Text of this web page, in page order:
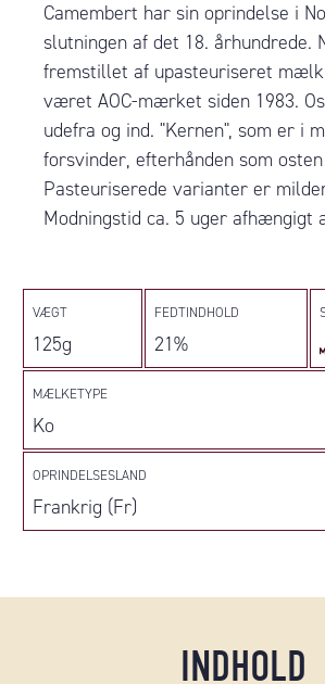
Camembert har sin oprindelse i
slutningen af det 18. århundrede.
fremstillet af upasteuriseret
været AOC-mærket siden 1983.
udefra og ind. "Kernen", som er i
forsvinder, efterhånden som
Pasteuriserede varianter er
Modningstid ca. 5 uger afhængigt
VÆGT
125g
FEDTINDHOLD
21%
MÆLKETYPE
Ko
OPRINDELSESLAND
Frankrig (Fr)
INDHOLD